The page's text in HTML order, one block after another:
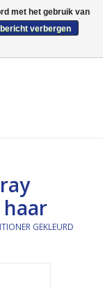
0 Artikelen - €0,00
GEKLEURD
met het gebruik van
verbergen